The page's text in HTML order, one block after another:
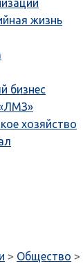
жизнь
бизнес
хозяйство
> Общество >